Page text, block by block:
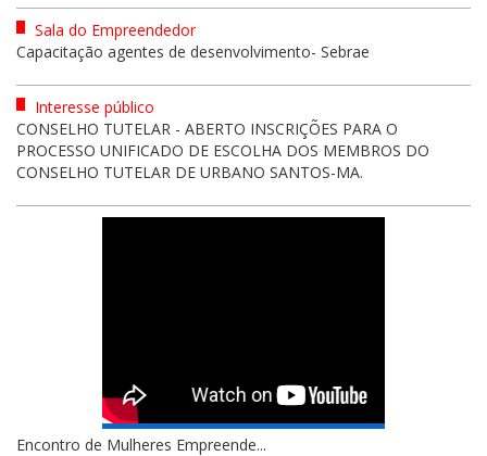
Sala do Empreendedor
Capacitação agentes de desenvolvimento- Sebrae
Interesse público
CONSELHO TUTELAR - ABERTO INSCRIÇÕES PARA O
PROCESSO UNIFICADO DE ESCOLHA DOS MEMBROS DO
CONSELHO TUTELAR DE URBANO SANTOS-MA.
Encontro de Mulheres Empreende...